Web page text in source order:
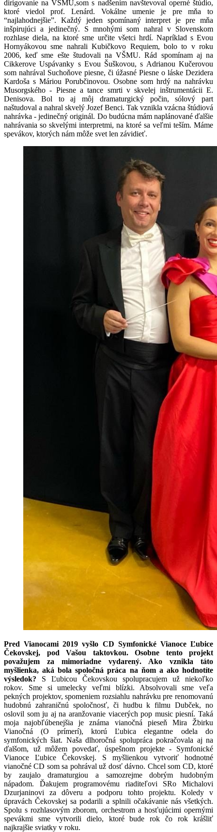
dirigovanie na VŠMU,som s nadšením navštevoval operné štúdio,
ktoré viedol prof. Lenárd. Vokálne umenie je pre mňa to
“najlahodnejšie”. Každý jeden spomínaný interpret je pre mňa
inšpirujúci a jedinečný. S mnohými som nahral v Slovenskom
rozhlase diela, na ktoré sme určite všetci hrdí. Napríklad s Evou
Hornyákovou sme nahrali Kubičkovo Requiem, bolo to v roku
2006, keď sme ešte študovali na VŠMU. Rád spomínam aj na
Cikkerove Uspávanky s Evou Šuškovou, s Adrianou Kučerovou
som nahrával Suchoňove piesne, či úžasné Piesne o láske Dezidera
Kardoša s Máriou Porubčinovou. Osobne som hrdý na nahrávku
Musorgského - Piesne a tance smrti v skvelej inštrumentácii E.
Denisova. Bol to aj môj dramaturgický počin, sólový part
naštudoval a nahral skvelý Jozef Benci. Tak vznikla vzácna štúdiová
nahrávka - jedinečný originál. Do budúcna mám naplánované ďalšie
nahrávania so skvelými interpretmi, na ktoré sa veľmi teším. Máme
spevákov, ktorých nám môže svet len závidieť.
Pred Vianocami 2019 vyšlo CD Symfonické Vianoce Ľubice
Čekovskej, pod Vašou taktovkou. Osobne tento projekt
považujem za mimoriadne vydarený. Ako vznikla táto
myšlienka, aká bola spoločná práca na ňom a ako hodnotíte
výsledok? S Ľubicou Čekovskou spolupracujem už niekoľko
rokov. Sme si umelecky veľmi blízki. Absolvovali sme veľa
pekných projektov, spomeniem rozsiahlu nahrávku pre renomovanú
hudobnú zahraničnú spoločnosť, či hudbu k filmu Dubček, no
oslovil som ju aj na aranžovanie viacerých pop music piesní. Taká
moja najobľúbenejšia je známa vianočná pieseň Mira Žbirku
Vianočná (O prímerí), ktorú Ľubica elegantne odela do
symfonických šiat. Naša dlhoročná spolupráca pokračovala aj na
ďalšom, už môžem povedať, úspešnom projekte - Symfonické
Vianoce Ľubice Čekovskej. S myšlienkou vytvoriť hodnotné
vianočné CD som sa pohrával už dosť dávno. Chcel som CD, ktoré
by zaujalo dramaturgiou a samozrejme dobrým hudobným
nápadom. Ďakujem programovému riaditeľovi SRo Michalovi
Dzurjaninovi za dôveru a podporu tohto projektu. Koledy v
úpravách Čekovskej sa podarili a splnili očakávanie nás všetkých.
Spolu s rozhlasovým zborom, orchestrom a hosťujúcimi opernými
spevákmi sme vytvorili dielo, ktoré bude rok čo rok krášliť
najkrajšie sviatky v roku.